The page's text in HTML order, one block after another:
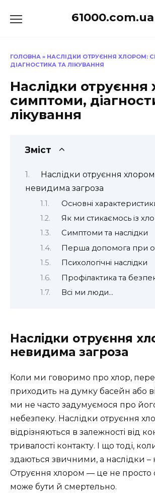
до
61000.com.ua
ГОЛОВНА » НАСЛІДКИ ОТРУЄННЯ ХЛОРОМ:
ДІАГНОСТИКА ТА ЛІКУВАННЯ
Наслідки отруєння
симптоми,
лікування
Зміст
Наслідки отруєння
невидима загроза
Основні
Як ми стикаємось із
Симптоми та наслідки
Перша допомога при
Психологічні наслідки
Профілактика та
Всі ми люди…
Наслідки отруєння
невидима загроза
Коли ми говоримо про хлор,
приходить на думку басейн або
ми не часто задумуємося про
небезпеку. Наслідки отруєння
відрізняються в залежності від
тривалості контакту. І що тоді,
здаються звичними, а наслідки
Отруєння хлором — це не просто
може бути й смертельно.